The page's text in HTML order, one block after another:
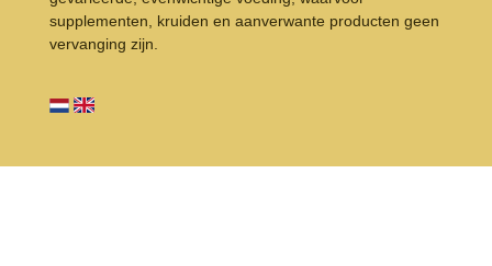
supplementen, kruiden en aanverwante producten geen
vervanging zijn.